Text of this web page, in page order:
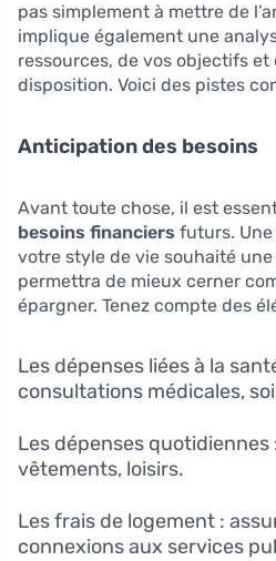
pas simplement à mettre de
implique également une
ressources, de vos objectifs
disposition. Voici des pistes
Anticipation des besoins
Avant toute chose, il est
besoins financiers futurs.
votre style de vie souhaité
permettra de mieux cerner
épargner. Tenez compte des
Les dépenses liées à la
consultations médicales,
Les dépenses
vêtements, loisirs.
Les frais de logement :
connexions aux services